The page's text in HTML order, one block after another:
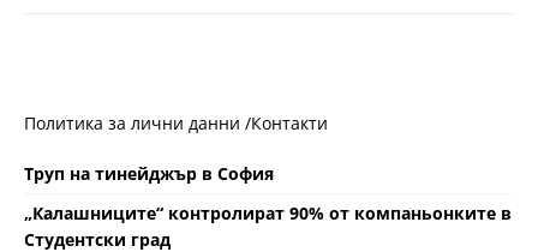
Политика за лични данни /Контакти
Труп на тинейджър в София
„Калашниците“ контролират 90% от компаньонките в
Студентски град